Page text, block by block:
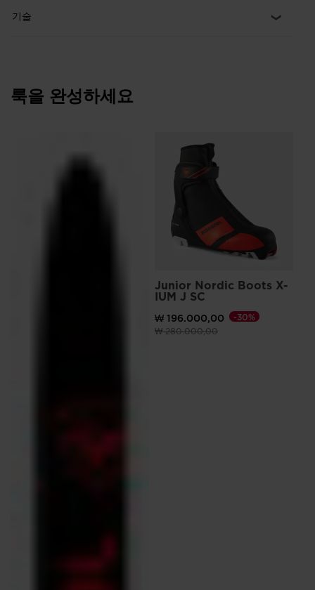
Specific Flex Skate Flexors offer progressive power transfer
기술
룩을 완성하세요
Junior Nordic Boots X-
IUM J SC
₩ 196.000,00
이전 가격 (insert amount)원 대비
₩ 280.000,00(insert amount)원으로
-30%